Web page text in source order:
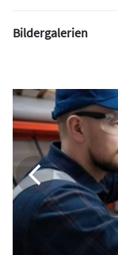
Bildergalerien